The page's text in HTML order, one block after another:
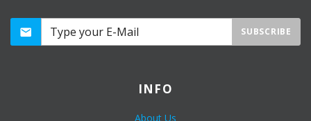
SUBSCRIBE
INFO
About Us